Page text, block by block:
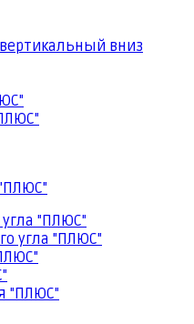
вниз
"ПЛЮС"
угла "ПЛЮС"
"ПЛЮС"